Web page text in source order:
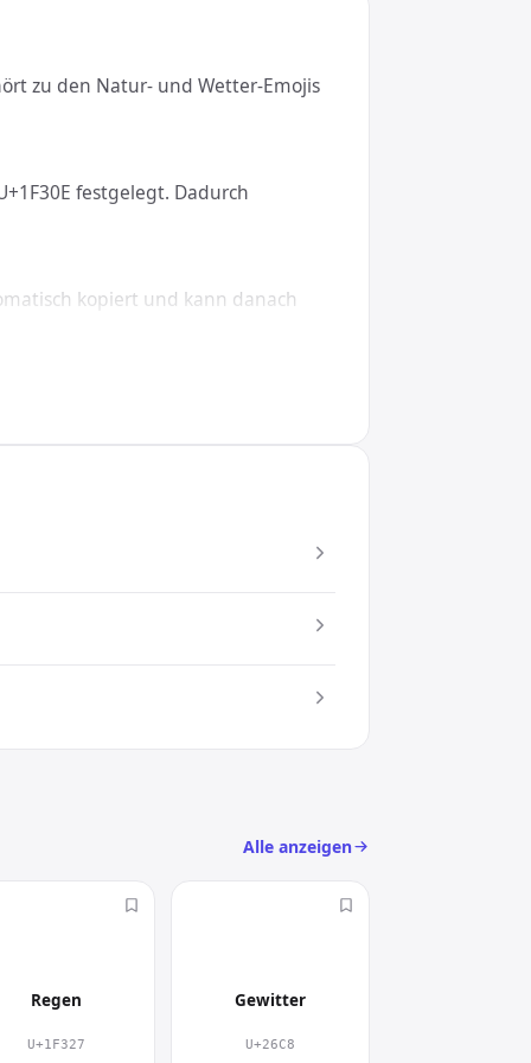
zu den Natur- und Wetter-Emojis
festgelegt. Dadurch
kopiert und kann danach
macOS, Linux, iOS und Android.
Einsatz. Damit setzt du gezielt
Alle anzeigen
Regen
U+1F327
Gewitter
U+26C8